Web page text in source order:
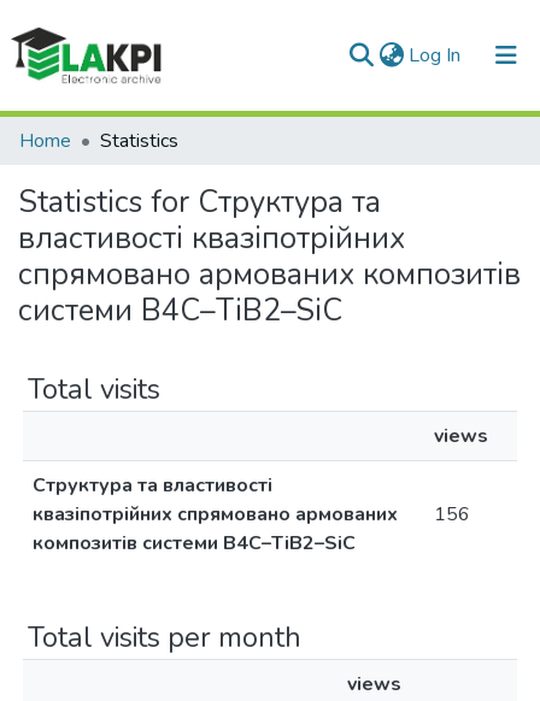
Log In (current)
Communities & Collections
All of DSpace
Home Statistics
Statistics for Структура та
властивості квазіпотрійних
спрямовано армованих композитів
системи В4С–TiB2–SiC
Total visits
views
Структура та властивості
квазіпотрійних спрямовано армованих
композитів системи В4С–TiB2–SiC
156
Total visits per month
views